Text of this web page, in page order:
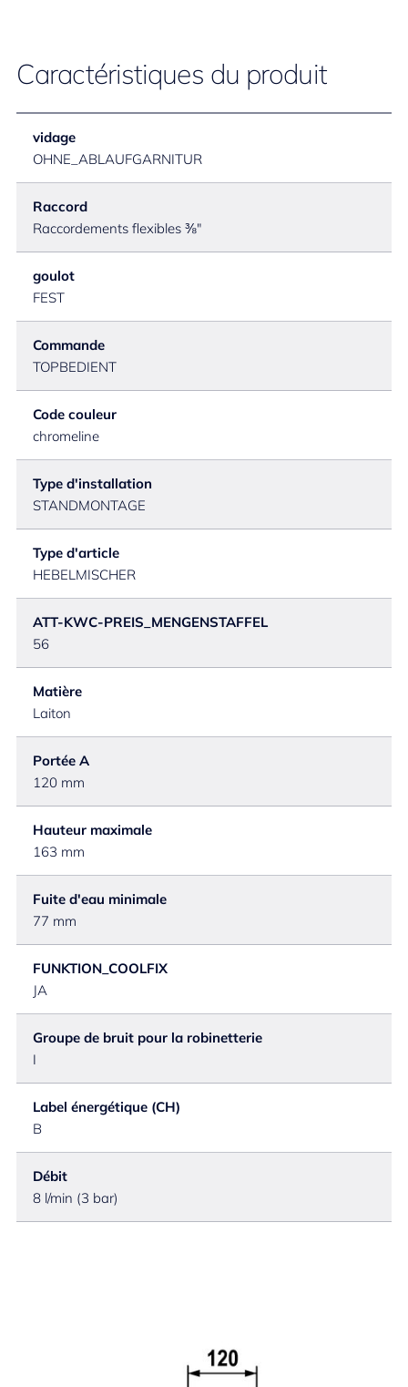
Caractéristiques du produit
vidage
OHNE_ABLAUFGARNITUR
Raccord
Raccordements flexibles ⅜"
goulot
FEST
Commande
TOPBEDIENT
Code couleur
chromeline
Type d'installation
STANDMONTAGE
Type d'article
HEBELMISCHER
ATT-KWC-PREIS_MENGENSTAFFEL
56
Matière
Laiton
Portée A
120 mm
Hauteur maximale
163 mm
Fuite d'eau minimale
77 mm
FUNKTION_COOLFIX
JA
Groupe de bruit pour la robinetterie
I
Label énergétique (CH)
B
Débit
8 l/min (3 bar)